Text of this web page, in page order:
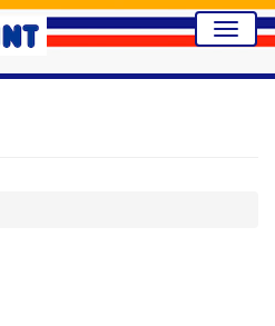
Toggle